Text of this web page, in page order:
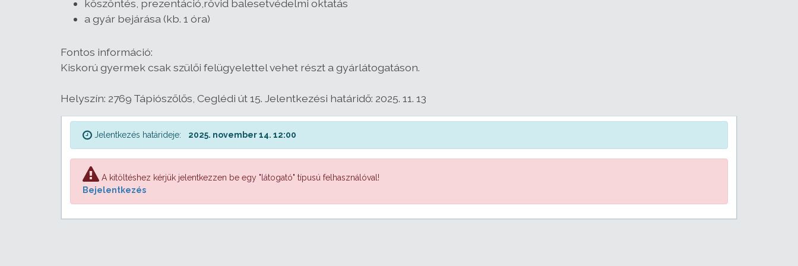
köszöntés, prezentáció,rövid balesetvédelmi oktatás
a gyár bejárása (kb. 1 óra)
Fontos információ:
Kiskorú gyermek csak szülői felügyelettel vehet részt a gyárlátogatáson.
Helyszín: 2769 Tápiószőlős, Ceglédi út 15. Jelentkezési határidő: 2025. 11. 13
Jelentkezés határideje: 2025. november 14. 12:00
A kitöltéshez kérjük jelentkezzen be egy "látogató" típusú felhasználóval!
Bejelentkezés